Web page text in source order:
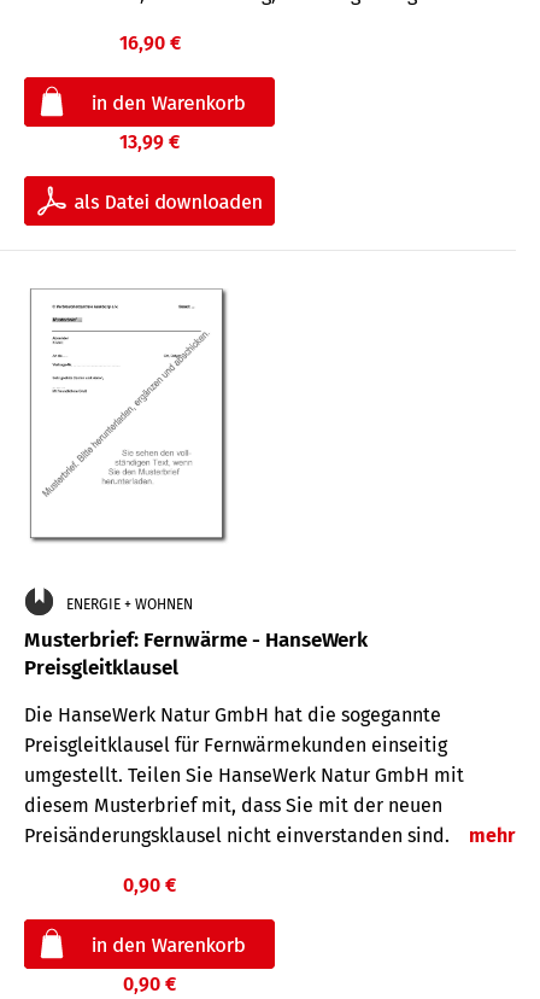
16,90 €
13,99 €
ENERGIE + WOHNEN
Musterbrief: Fernwärme - HanseWerk
Preisgleitklausel
Die HanseWerk Natur GmbH hat die sogegannte
Preisgleitklausel für Fernwärmekunden einseitig
umgestellt. Teilen Sie HanseWerk Natur GmbH mit
diesem Musterbrief mit, dass Sie mit der neuen
Preisänderungsklausel nicht einverstanden sind.
mehr
0,90 €
0,90 €